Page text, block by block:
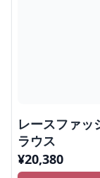
レースファッ
ラウス
¥20,380